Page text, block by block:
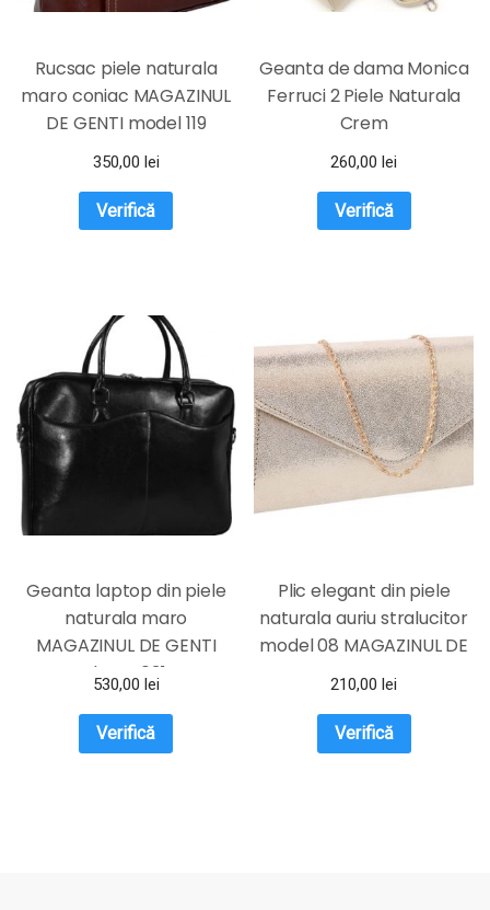
Rucsac piele naturala
maro coniac MAGAZINUL
DE GENTI model 119
350,00 lei
Verifică
Geanta de dama Monica
Ferruci 2 Piele Naturala
Crem
260,00lei
Verifică
Geanta laptop din piele
naturala maro
MAGAZINUL DE GENTI
dama 031
530,00 lei
Verifică
Plic elegant din piele
naturala auriu stralucitor
model 08 MAGAZINUL DE
GENTI
210,00 lei
Verifică